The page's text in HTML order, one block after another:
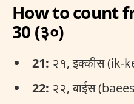
How to count
30 (३०)
21: २१, इक्कीस (ik-
22: २२, बाईस